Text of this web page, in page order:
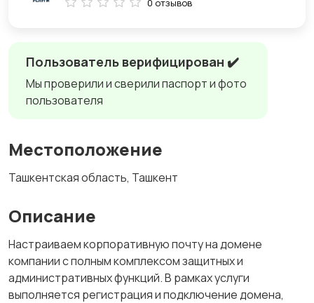
Пользователь верифицирован ✔️
Мы проверили и сверили паспорт и фото
пользователя
Местоположение
Ташкентская область, Ташкент
Описание
Настраиваем корпоративную почту на домене
компании с полным комплексом защитных и
административных функций. В рамках услуги
выполняется регистрация и подключение домена,
0 отзывов